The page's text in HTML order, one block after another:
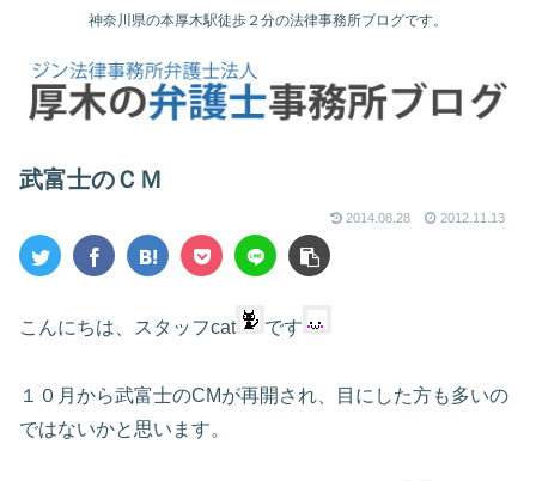
神奈川県の本厚木駅徒歩２分の法律事務所ブログです。
武富士のＣＭ
2014.08.28 2012.11.13
こんにちは、スタッフcat です
１０月から武富士のCMが再開され、目にした方も多いの
ではないかと思います。